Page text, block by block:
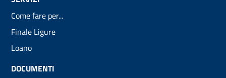
Come fare per...
Finale Ligure
Loano
DOCUMENTI